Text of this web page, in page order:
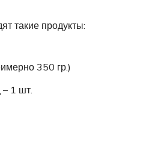
такие продукты:
350 гр.)
– 1 шт.